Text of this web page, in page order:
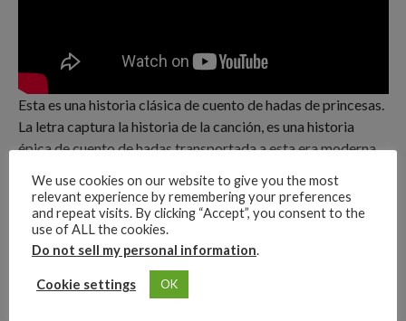
Esta es una historia clásica de cuento de hadas de princesas.
La letra captura la historia de la canción, es una historia
épica de cuento de hadas transportada a esta era moderna.
a estar junto con su falso amor verdadero, pero al final su
verdadero amor príncipe azul viene al rescate
Advertisements
We use cookies on our website to give you the most
relevant experience by remembering your preferences
and repeat visits. By clicking “Accept”, you consent to the
use of ALL the cookies.
Do not sell my personal information.
Cookie settings OK